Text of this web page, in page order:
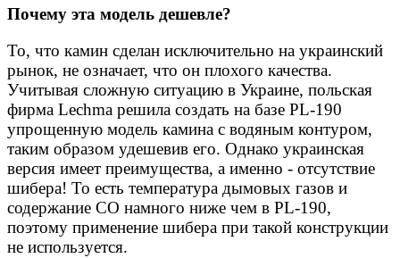
Почему эта модель дешевле?
То, что камин сделан исключительно на украинский
рынок, не означает, что он плохого качества.
Учитывая сложную ситуацию в Украине, польская
фирма Lechma решила создать на базе PL-190
упрощенную модель камина с водяным контуром,
таким образом удешевив его. Однако украинская
версия имеет преимущества, а именно - отсутствие
шибера! То есть температура дымовых газов и
содержание СО намного ниже чем в PL-190,
поэтому применение шибера при такой конструкции
не используется.